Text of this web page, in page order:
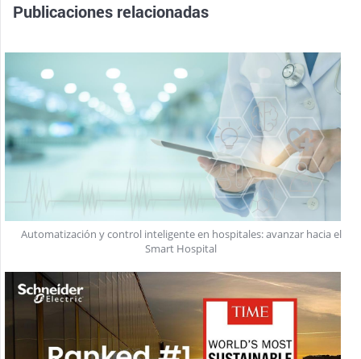
Publicaciones relacionadas
Automatización y control inteligente en hospitales: avanzar hacia el
Smart Hospital